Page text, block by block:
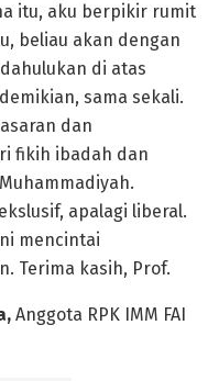
itu, aku berpikir rumit
beliau akan dengan
di atas
sama sekali.
dan
fikih ibadah dan
apalagi liberal.
mencintai
Terima kasih, Prof.
Anggota RPK IMM FAI